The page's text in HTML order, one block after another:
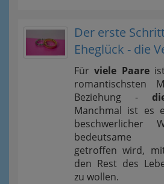
Der erste
Eheglück - die
Fürviele Paareist
romantischsten
Beziehung -
Manchmal ist es
beschwerlicher
bedeutsame
getroffen wird,
den Rest des
zu wollen.